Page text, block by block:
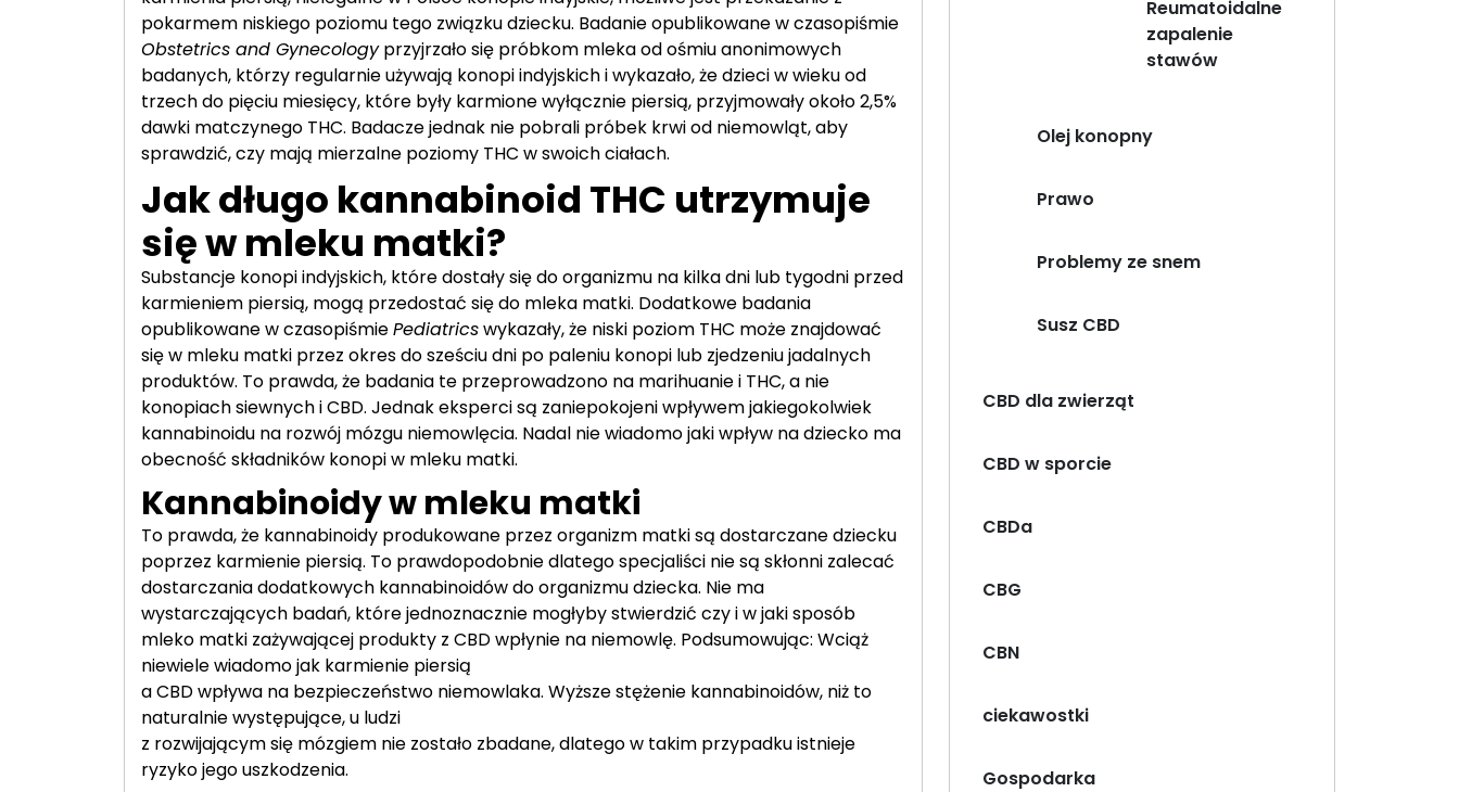
pokarmem niskiego poziomu tego związku dziecku. Badanie opublikowane w czasopiśmie
Obstetrics and Gynecologyprzyjrzało się próbkom mleka od ośmiu anonimowych
badanych, którzy regularnie używają konopi indyjskich i wykazało, że dzieci w wieku od
trzech do pięciu miesięcy, które były karmione wyłącznie piersią, przyjmowały około 2,5%
dawki matczynego THC. Badacze jednak nie pobrali próbek krwi od niemowląt, aby
sprawdzić, czy mają mierzalne poziomy THC w swoich ciałach.
Jak długo kannabinoid THC utrzymuje
się w mleku matki?
Substancje konopi indyjskich, które dostały się do organizmu na kilka dni lub tygodni przed
karmieniem piersią, mogą przedostać się do mleka matki. Dodatkowe badania
opublikowane w czasopiśmiePediatricswykazały, że niski poziom THC może znajdować
się w mleku matki przez okres do sześciu dni po paleniu konopi lub zjedzeniu jadalnych
produktów. To prawda, że ​​badania te przeprowadzono na marihuanie i THC, a nie
konopiach siewnych i CBD. Jednak eksperci są zaniepokojeni wpływem jakiegokolwiek
kannabinoidu na rozwój mózgu niemowlęcia. Nadal nie wiadomo jaki wpływ na dziecko ma
obecność składników konopi w mleku matki.
Kannabinoidy w mleku matki
To prawda, że kannabinoidy produkowane przez organizm matki są dostarczane dziecku
poprzez karmienie piersią. To prawdopodobnie dlatego specjaliści nie są skłonni zalecać
dostarczania dodatkowych kannabinoidów do organizmu dziecka. Nie ma
wystarczających badań, które jednoznacznie mogłyby stwierdzić czy i w jaki sposób
mleko matki zażywającej produkty z CBD wpłynie na niemowlę. Podsumowując: Wciąż
niewiele wiadomo jak karmienie piersią
a CBD wpływa na bezpieczeństwo niemowlaka. Wyższe stężenie kannabinoidów, niż to
naturalnie występujące, u ludzi
z rozwijającym się mózgiem nie zostało zbadane, dlatego w takim przypadku istnieje
ryzyko jego uszkodzenia.
Reumatoidalne
zapalenie
stawów
Olej konopny
Prawo
Problemy ze snem
Susz CBD
CBD dla zwierząt
CBD w sporcie
CBDa
CBG
CBN
ciekawostki
Gospodarka